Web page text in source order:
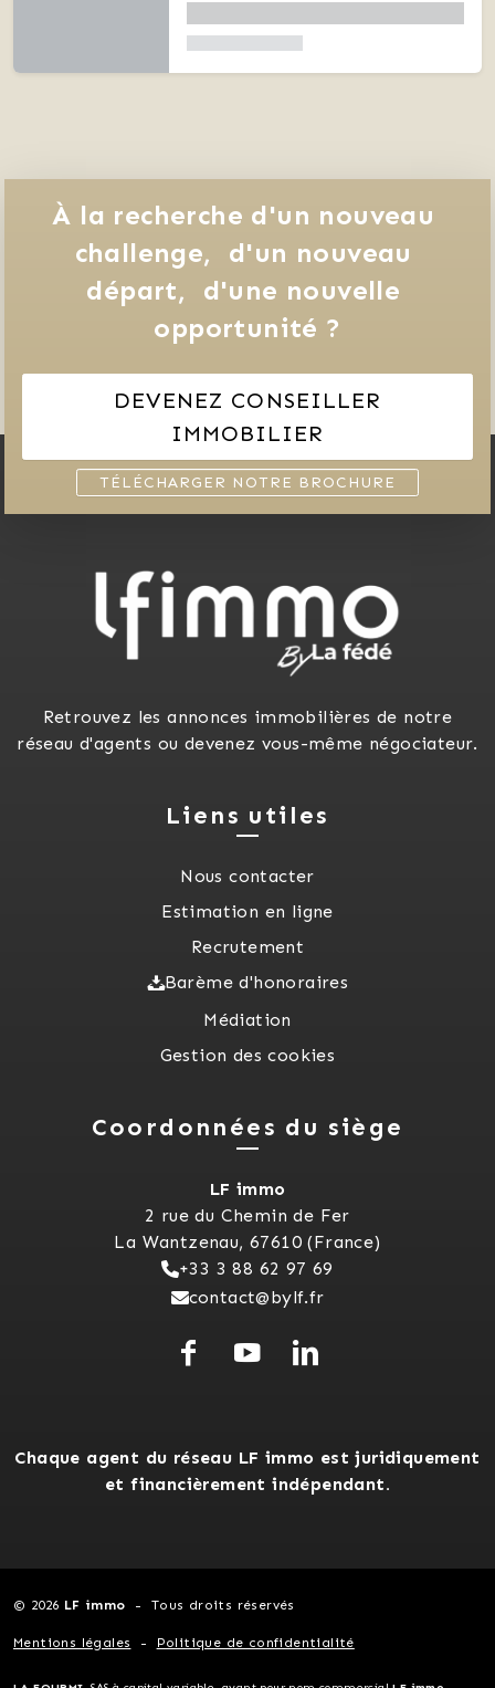
À la recherche d'un nouveau
challenge,
d'un nouveau
départ,
d'une nouvelle
opportunité ?
DEVENEZ CONSEILLER
IMMOBILIER
TÉLÉCHARGER NOTRE BROCHURE
Retrouvez les annonces immobilières de notre
réseau d'agents ou devenez vous-même négociateur.
Liens utiles
Nous contacter
Estimation en ligne
Recrutement
Barème d'honoraires
Médiation
Gestion des cookies
Coordonnées du siège
LF immo
2 rue du Chemin de Fer
La Wantzenau, 67610 (France)
+33 3 88 62 97 69
contact@bylf.fr
Chaque agent du réseau LF immo est juridiquement
et financièrement indépendant.
© 2026 LF immo Tous droits réservés
Mentions légales Politique de confidentialité